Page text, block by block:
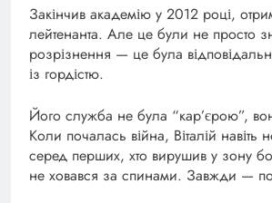
Закінчив академію у 2012 році,
лейтенанта. Але це були не просто
розрізнення — це була
із гордістю.
Його служба не була “кар’єрою”,
Коли почалась війна, Віталій навіть
серед перших, хто вирушив у зону
не ховався за спинами. Завжди —